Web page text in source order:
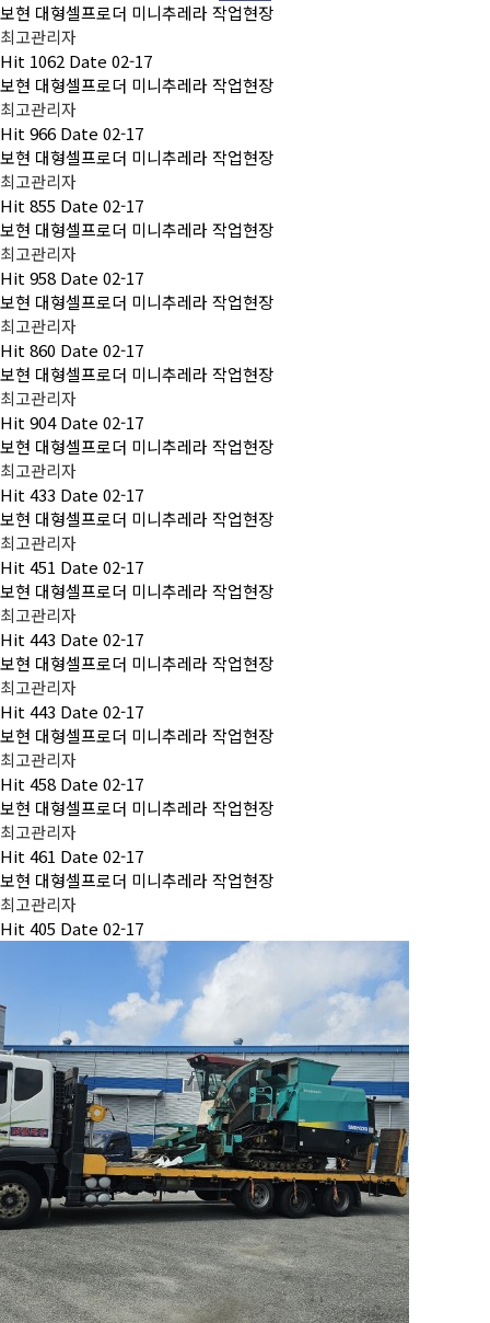
보현 대형셀프로더 미니추레라 작업현장
최고관리자
Hit 1062 Date 02-17
보현 대형셀프로더 미니추레라 작업현장
최고관리자
Hit 966 Date 02-17
보현 대형셀프로더 미니추레라 작업현장
최고관리자
Hit 855 Date 02-17
보현 대형셀프로더 미니추레라 작업현장
최고관리자
Hit 958 Date 02-17
보현 대형셀프로더 미니추레라 작업현장
최고관리자
Hit 860 Date 02-17
보현 대형셀프로더 미니추레라 작업현장
최고관리자
Hit 904Date 02-17
보현 대형셀프로더 미니추레라 작업현장
최고관리자
Hit 433 Date 02-17
보현 대형셀프로더 미니추레라 작업현장
최고관리자
Hit 451 Date 02-17
보현 대형셀프로더 미니추레라 작업현장
최고관리자
Hit 443 Date 02-17
보현 대형셀프로더 미니추레라 작업현장
최고관리자
Hit 443 Date 02-17
보현 대형셀프로더 미니추레라 작업현장
최고관리자
Hit 458 Date 02-17
보현 대형셀프로더 미니추레라 작업현장
최고관리자
Hit 461 Date 02-17
보현 대형셀프로더 미니추레라 작업현장
최고관리자
Hit 405 Date 02-17